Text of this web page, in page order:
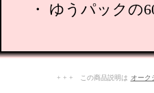
・ ゆうパックの
+ + + この商品説明は オーク